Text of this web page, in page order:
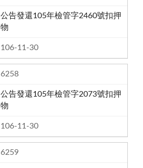
公告發還105年檢管字2460號扣押
物
106-11-30
6258
公告發還105年檢管字2073號扣押
物
106-11-30
6259